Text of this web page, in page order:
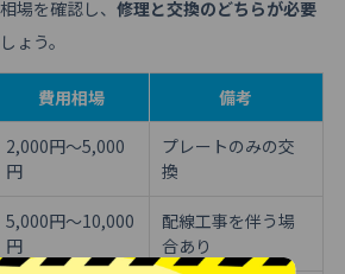
場を確認し、 修理と交換のどちらが必要
ょう。
費用相場 備考
2,000円～5,000
円
プレートのみの交
換
5,000円～10,000
円
配線工事を伴う場
合あり